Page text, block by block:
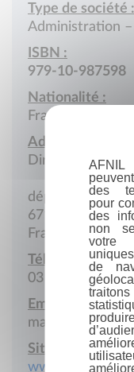
Type de société :
Administration
ISBN :
979-10-987598
Nationalité :
France
Adresse :
Direction
départementale
67130
France
Téléphone :
03 88 47 44 60
Email :
Site Internet :
www.struthof.fr
des
pour
des
non
votre
de